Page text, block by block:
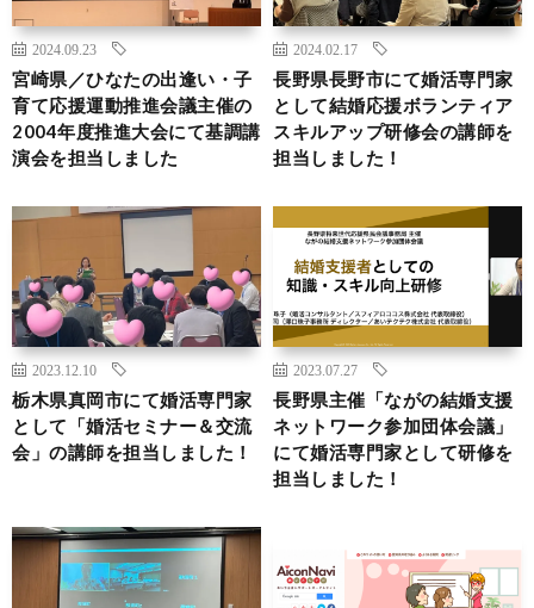
2024.09.23
宮崎県／ひなたの出逢い・子
育て応援運動推進会議主催の
2004年度推進大会にて基調講
演会を担当しました
2024.02.17
長野県長野市にて婚活専門家
として結婚応援ボランティア
スキルアップ研修会の講師を
担当しました！
2023.12.10
栃木県真岡市にて婚活専門家
として「婚活セミナー＆交流
会」の講師を担当しました！
2023.07.27
長野県主催「ながの結婚支援
ネットワーク参加団体会議」
にて婚活専門家として研修を
担当しました！